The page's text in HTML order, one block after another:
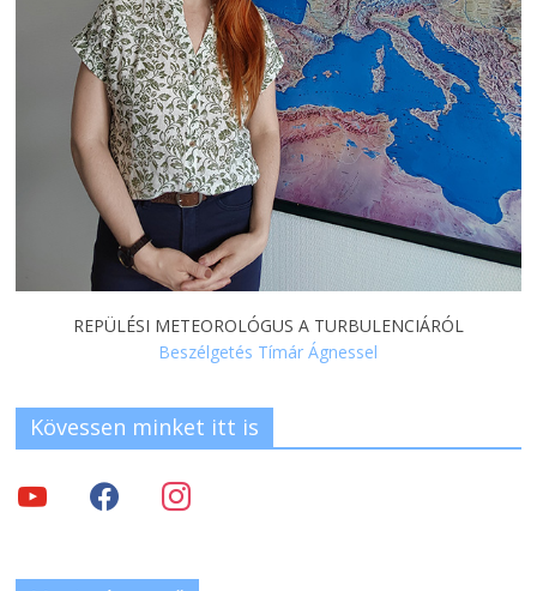
REPÜLÉSI METEOROLÓGUS A TURBULENCIÁRÓL
Beszélgetés Tímár Ágnessel
Kövessen minket itt is